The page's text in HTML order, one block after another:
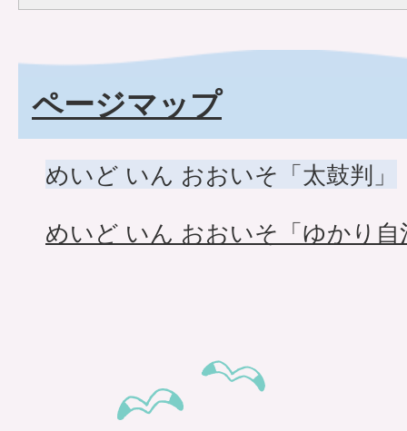
ページマップ
めいど いん おおいそ「太鼓判」
めいど いん おおいそ「ゆかり自